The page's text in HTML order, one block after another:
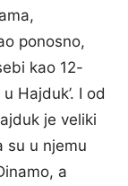
ponosno,
kao 12-
Hajduk’. I od
je veliki
su u njemu
a